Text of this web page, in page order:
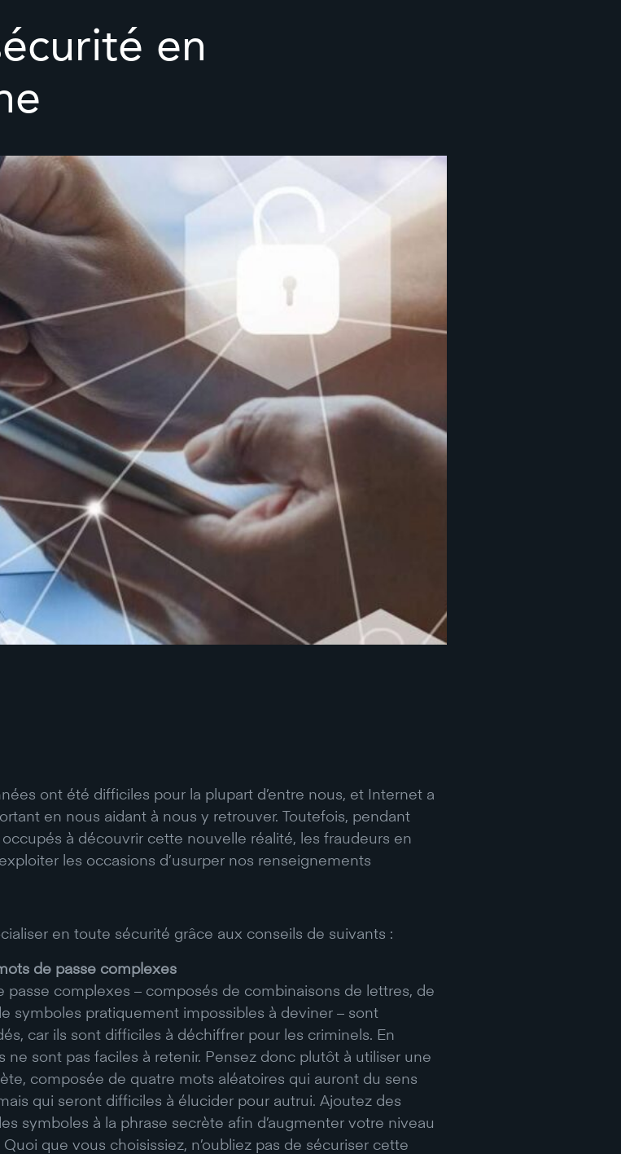
en
ont été difficiles pour la plupart d’entre nous, et Internet a
en nous aidant à nous y retrouver. Toutefois, pendant
à découvrir cette nouvelle réalité, les fraudeurs en
les occasions d’usurper nos renseignements
en toute sécurité grâce aux conseils de suivants :
de passe complexes
passe complexes – composés de combinaisons de lettres, de
symboles pratiquement impossibles à deviner – sont
car ils sont difficiles à déchiffrer pour les criminels. En
ne sont pas faciles à retenir. Pensez donc plutôt à utiliser une
composée de quatre mots aléatoires qui auront du sens
qui seront difficiles à élucider pour autrui. Ajoutez des
symboles à la phrase secrète afin d’augmenter votre niveau
que vous choisissiez, n’oubliez pas de sécuriser cette